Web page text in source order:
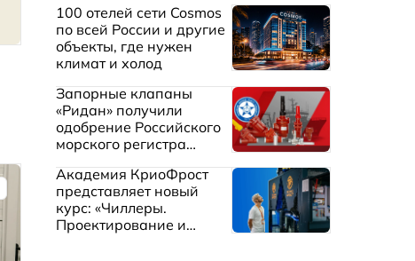
100 отелей сети Cosmos
по всей России и другие
объекты, где нужен
климат и холод
Запорные клапаны
«Ридан» получили
одобрение Российского
морского регистра
Академия КриоФрост
представляет новый
курс: «Чиллеры.
Проектирование и